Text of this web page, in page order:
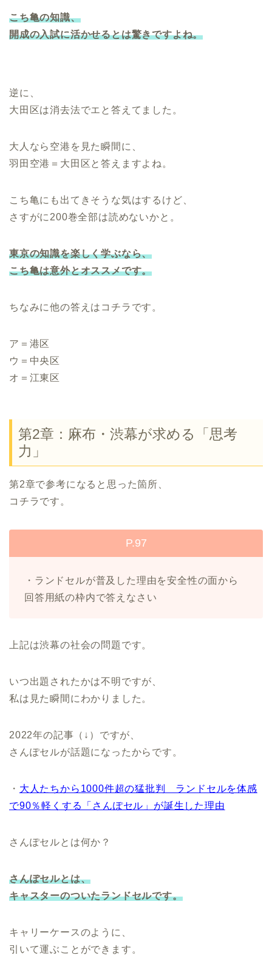
こち亀の知識、
開成の入試に活かせるとは驚きですよね。
逆に、
大田区は消去法でエと答えてました。
大人なら空港を見た瞬間に、
羽田空港＝大田区と答えますよね。
こち亀にも出てきそうな気はするけど、
さすがに200巻全部は読めないかと。
東京の知識を楽しく学ぶなら、
こち亀は意外とオススメです。
ちなみに他の答えはコチラです。
ア＝港区
ウ＝中央区
オ＝江東区
第2章：麻布・渋幕が求める「思考
力」
第2章で参考になると思った箇所、
コチラです。
P.97
・ランドセルが普及した理由を安全性の面から
回答用紙の枠内で答えなさい
上記は渋幕の社会の問題です。
いつ出題されたかは不明ですが、
私は見た瞬間にわかりました。
2022年の記事（↓）ですが、
さんぽセルが話題になったからです。
・ 大人たちから1000件超の猛批判 ランドセルを体感
で90％軽くする「さんぽセル」が誕生した理由
さんぽセルとは何か？
さんぽセルとは、
キャスターのついたランドセルです。
キャリーケースのように、
引いて運ぶことができます。